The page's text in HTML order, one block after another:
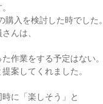
購入を検討した時でした
んは、
作業をする予定はない
案してくれました。
に「楽しそう」と